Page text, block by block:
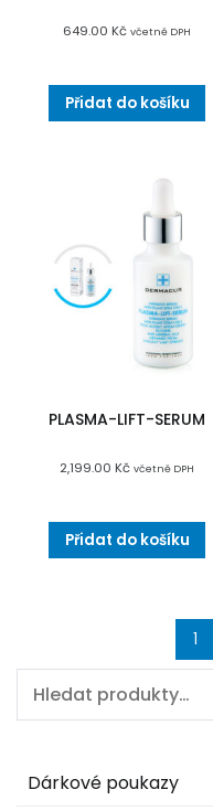
649.00Kč včetně DPH
Přidat do košíku
PLASMA-LIFT-SERUM
2,199.00Kč včetně DPH
Přidat do košíku
1
Hledat:
Dárkové poukazy